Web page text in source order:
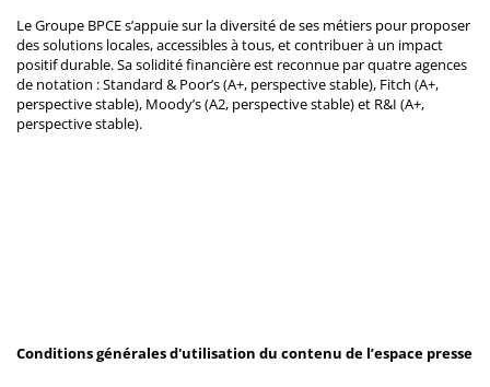
Le Groupe BPCE s’appuie sur la diversité de ses métiers pour proposer
des solutions locales, accessibles à tous, et contribuer à un impact
positif durable. Sa solidité financière est reconnue par quatre agences
de notation : Standard & Poor’s (A+, perspective stable), Fitch (A+,
perspective stable), Moody’s (A2, perspective stable) et R&I (A+,
perspective stable).
Conditions générales d'utilisation du contenu de l’espace presse